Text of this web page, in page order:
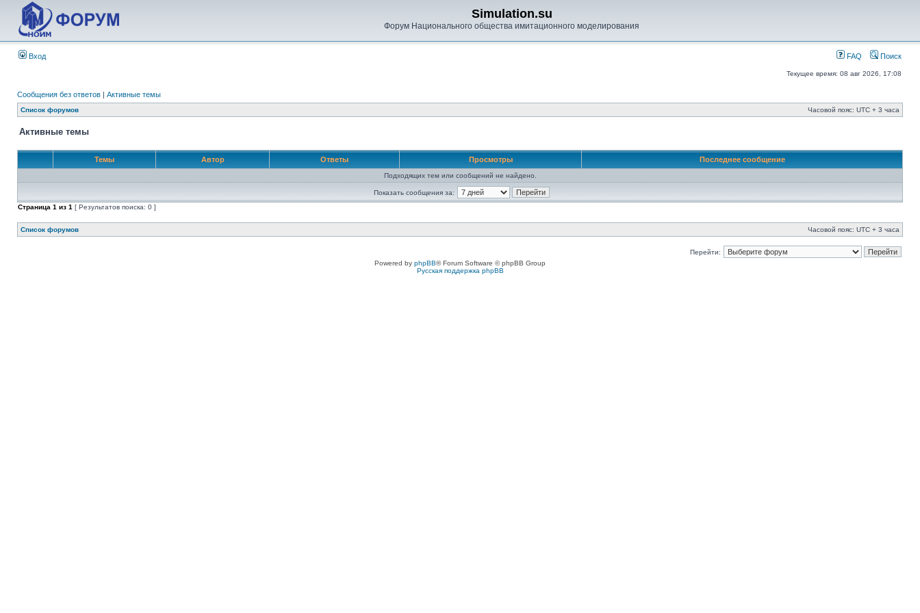
Simulation.su
Форум Национального общества имитационного моделирования
Вход FAQ Поиск
Текущее время: 08 авг 2026, 17:08
Сообщения без ответов | Активные темы
Список форумов Часовой пояс: UTC + 3 часа
Активные темы
Темы Автор Ответы Просмотры Последнее сообщение
Подходящих тем или сообщений не найдено.
Показать сообщения за:
Страница 1 из 1 [ Результатов поиска: 0 ]
Список форумов Часовой пояс: UTC + 3 часа
Перейти:
Powered by phpBB® Forum Software © phpBB Group
Русская поддержка phpBB